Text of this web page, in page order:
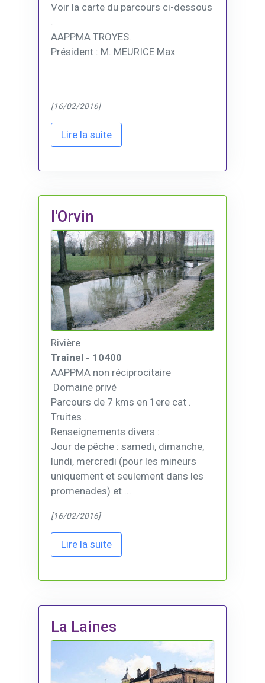
Voir la carte du parcours ci-dessous
AAPPMA TROYES.
Président : M. MEURICE Max
[16/02/2016]
Lire la suite
l'Orvin
Rivière
Traînel - 10400
AAPPMA non réciprocitaire
Domaine privé
Parcours de 7 kms en 1ere cat .
Truites .
Renseignements divers :
Jour de pêche : samedi, dimanche,
lundi, mercredi (pour les mineurs
uniquement et seulement dans les
promenades) et ...
[16/02/2016]
Lire la suite
La Laines